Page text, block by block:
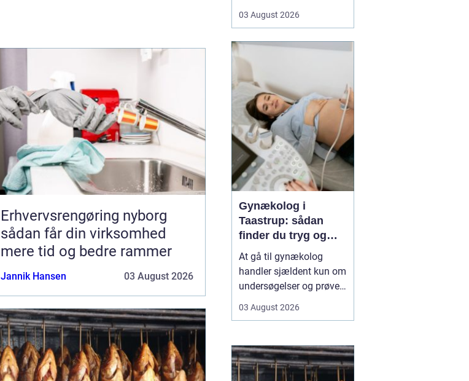
Erhvervsrengøring nyborg
sådan får din virksomhed
mere tid og bedre rammer
Jannik Hansen 03 August 2026
et mere professionelt
og samarbejdspartnere.
For mange virksomheder
i Nyborg er
erhvervsrengøring derfor
ikke bare en praktisk
nø...
03 August 2026
Gynækolog i
Taastrup: sådan
finder du tryg og
professionel hjælp
At gå til gynækolog
handler sjældent kun om
undersøgelser og prøver.
bekymring, usikkerhed
når de skal tale om
intime problemstillinger.
Derfor betyder valget...
03 August 2026